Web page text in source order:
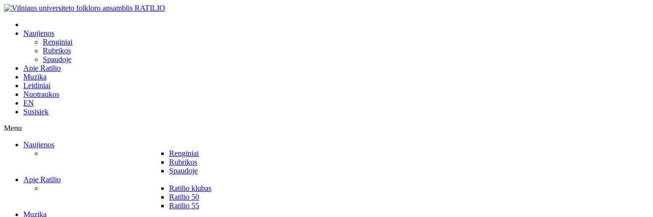
Naujienos
Renginiai
Rubrikos
Spaudoje
Apie Ratilio
Muzika
Leidiniai
Nuotraukos
EN
Susisiek
Menu
Naujienos
Renginiai
Rubrikos
Spaudoje
Apie Ratilio
Ratilio klubas
Ratilio 50
Ratilio 55
Muzika